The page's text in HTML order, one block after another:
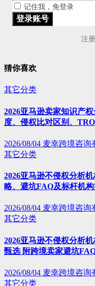
记住我，免登录
注
猜你喜欢
其它分类
2026亚马逊卖家知识产
度、侵权比对区别、
2026/08/04 麦幸跨境咨询
其它分类
2026亚马逊不侵权分析
略、避坑FAQ及标杆机
2026/08/04 麦幸跨境咨询
其它分类
2026亚马逊不侵权分析
甄选 附跨境卖家避坑
2026/08/04 麦幸跨境咨询
其它分类